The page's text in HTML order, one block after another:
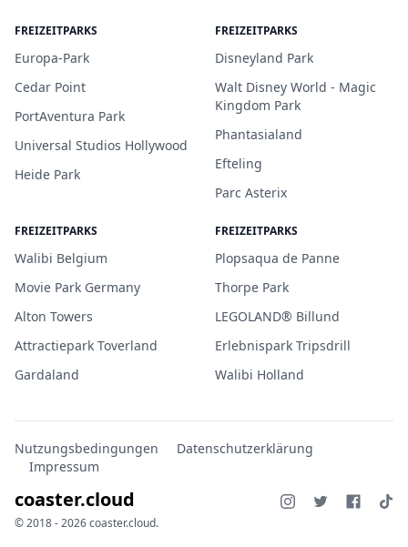
FREIZEITPARKS
Europa-Park
Cedar Point
PortAventura Park
Universal Studios Hollywood
Heide Park
FREIZEITPARKS
Disneyland Park
Walt Disney World - Magic
Kingdom Park
Phantasialand
Efteling
Parc Asterix
FREIZEITPARKS
Walibi Belgium
Movie Park Germany
Alton Towers
Attractiepark Toverland
Gardaland
FREIZEITPARKS
Plopsaqua de Panne
Thorpe Park
LEGOLAND® Billund
Erlebnispark Tripsdrill
Walibi Holland
Nutzungsbedingungen
Datenschutzerklärung
Impressum
coaster.cloud
© 2018 - 2026 coaster.cloud.